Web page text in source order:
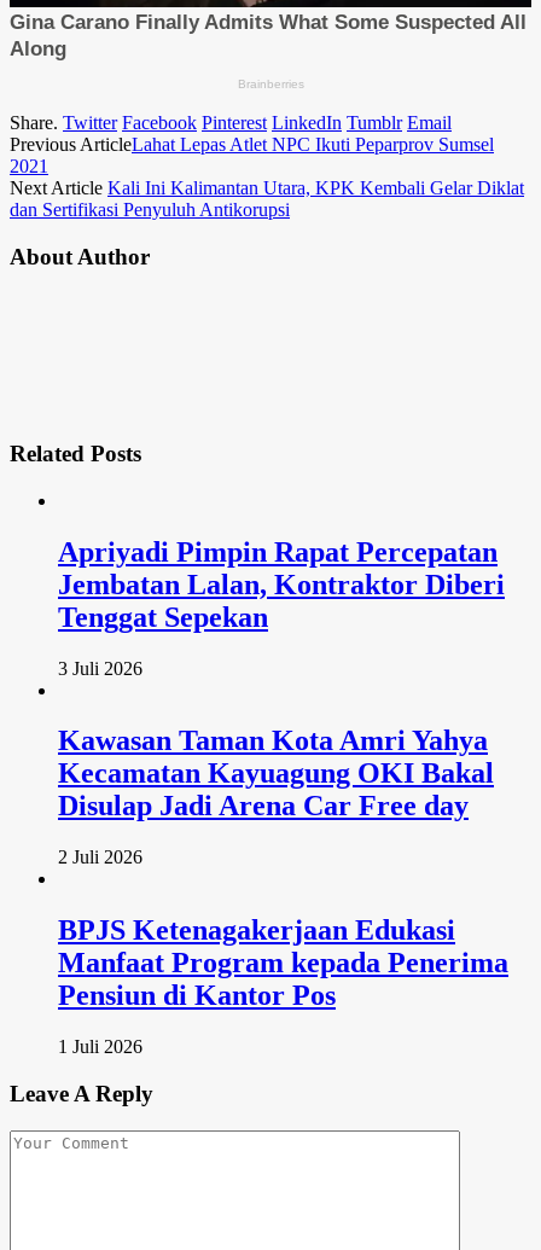
Share. Twitter Facebook Pinterest LinkedIn Tumblr Email
Previous ArticleLahat Lepas Atlet NPC Ikuti Peparprov Sumsel
2021
Next Article Kali Ini Kalimantan Utara, KPK Kembali Gelar Diklat
dan Sertifikasi Penyuluh Antikorupsi
About Author
Related Posts
Apriyadi Pimpin Rapat Percepatan
Jembatan Lalan, Kontraktor Diberi
Tenggat Sepekan
3 Juli 2026
Kawasan Taman Kota Amri Yahya
Kecamatan Kayuagung OKI Bakal
Disulap Jadi Arena Car Free day
2 Juli 2026
BPJS Ketenagakerjaan Edukasi
Manfaat Program kepada Penerima
Pensiun di Kantor Pos
1 Juli 2026
Leave A Reply